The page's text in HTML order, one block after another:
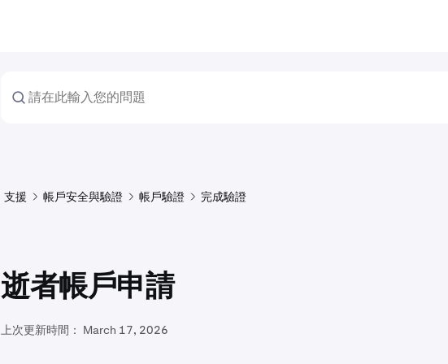
支援 帳戶安全與驗證 帳戶驗證 完成驗證
逝者帳戶申請
上次更新時間： March 17, 2026